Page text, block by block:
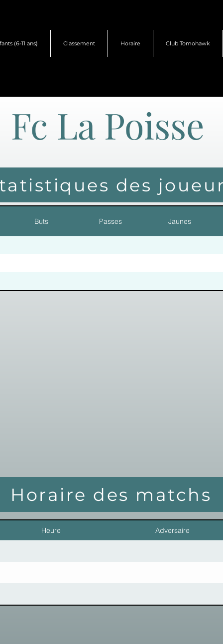
(6-11 ans) Classement Horaire Club Tomohawk
Fc La Poisse
des
Buts Passes Jaunes
Horaire des matchs
Heure Adversaire